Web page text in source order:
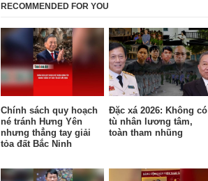
RECOMMENDED FOR YOU
Chính sách quy hoạch
né tránh Hưng Yên
nhưng thẳng tay giải
tỏa đất Bắc Ninh
Đặc xá 2026: Không có
tù nhân lương tâm,
toàn tham nhũng